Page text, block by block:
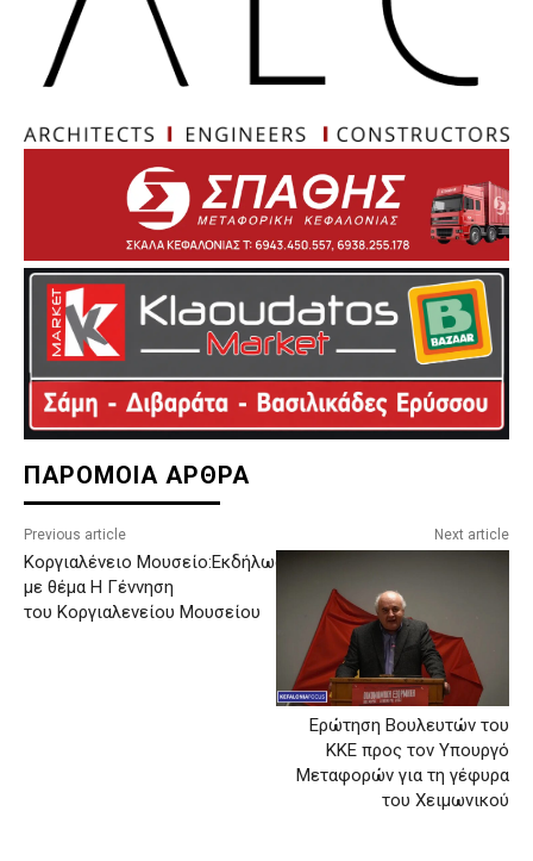
ΠΑΡΟΜΟΙΑ ΑΡΘΡΑ
Previous article
Κοργιαλένειο Μουσείο:Εκδήλωση
με θέμα Η Γέννηση
του Κοργιαλενείου Μουσείου
Next article
Ερώτηση Βουλευτών του
ΚΚΕ προς τον Υπουργό
Μεταφορών για τη γέφυρα
του Χειμωνικού